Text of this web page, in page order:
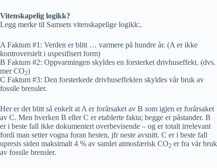
Vitenskapelig logikk?
Legg merke til Samsets vitenskapelige logikk:.
A Faktum #1: Verden er blitt … varmere på hundre år. (A er ikke
kontroversielt i uspesifisert form)
B Faktum #2: Oppvarmingen skyldes en forsterket drivhuseffekt. (dvs.
mer CO2)
C Faktum #3: Den forsterkede drivhuseffekten skyldes vår bruk av
fossile brensler.
Her er det blitt så enkelt at A er forårsaket av B som igjen er forårsaket
av C. Men hverken B eller C er etablerte fakta; begge er påstander. B
er i beste fall ikke dokumentert overbevisende – og er totalt irrelevant
fordi man setter vogna foran hesten, jfr neste avsnitt. C er i beste fall
upresis siden maksimalt 4 % av samlet atmosfærisk CO2 er fra vår bruk
av fossile brensler.